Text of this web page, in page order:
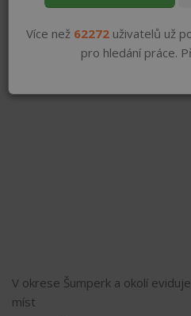
V okrese Šumperk a okolí
míst
Více než 62272 uživatelů už
pro hledání práce.